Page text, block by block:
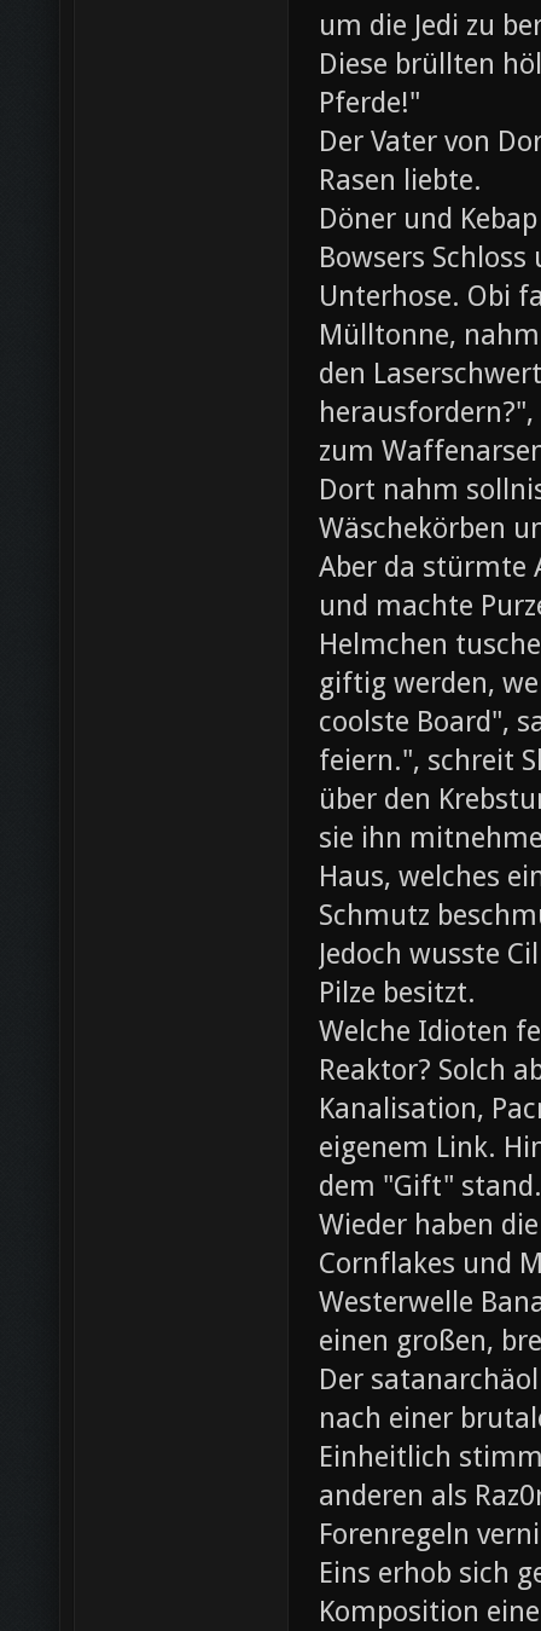
um die Jedi zu
Diese brüllten
Pferde!"
Der Vater von
Rasen liebte.
Döner und
Bowsers
Unterhose. Obi
Mülltonne,
den
zum
Dort nahm
Wäschekörben
Aber da stürmte
und machte
Helmchen
giftig werden,
coolste Board",
feiern.", schreit
über den
sie ihn
Haus, welches
Schmutz
Jedoch wusste
Pilze besitzt.
Welche Idioten
Reaktor? Solch
Kanalisation,
eigenem Link.
dem "Gift" stand.
Wieder haben
Cornflakes und
Westerwelle
einen großen,
Der
nach einer
Einheitlich
anderen als
Forenregeln
Eins erhob sich
Komposition